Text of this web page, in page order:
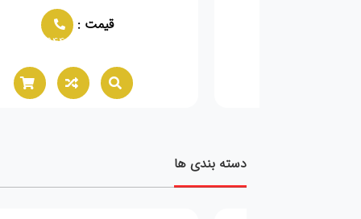
دسته بندی ها